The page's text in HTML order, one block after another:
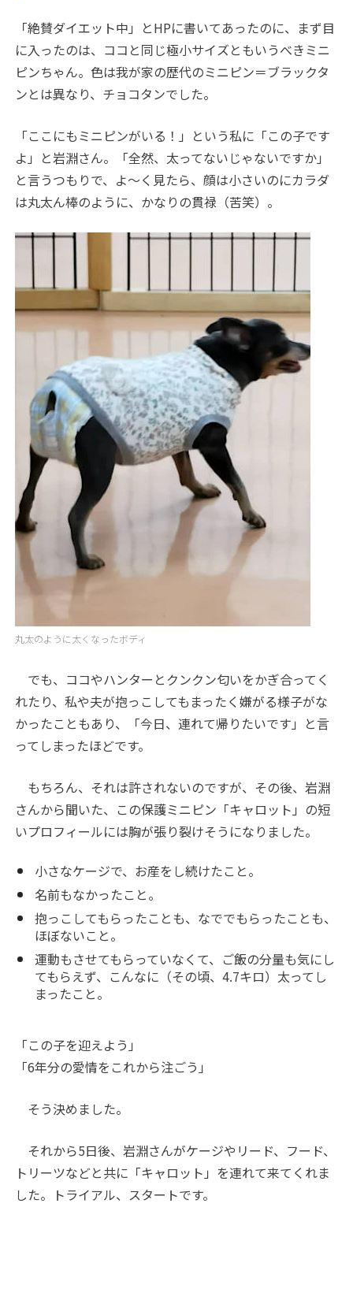
「絶賛ダイエット中」とHPに書いてあったのに、まず目
に入ったのは、ココと同じ極小サイズともいうべきミニ
ピンちゃん。色は我が家の歴代のミニピン＝ブラックタ
ンとは異なり、チョコタンでした。
「ここにもミニピンがいる！」という私に「この子です
よ」と岩淵さん。「全然、太ってないじゃないですか」
と言うつもりで、よ～く見たら、顔は小さいのにカラダ
は丸太ん棒のように、かなりの貫禄（苦笑）。
丸太のように太くなったボディ
でも、ココやハンターとクンクン匂いをかぎ合ってく
れたり、私や夫が抱っこしてもまったく嫌がる様子がな
かったこともあり、「今日、連れて帰りたいです」と言
ってしまったほどです。
もちろん、それは許されないのですが、その後、岩淵
さんから聞いた、この保護ミニピン「キャロット」の短
いプロフィールには胸が張り裂けそうになりました。
小さなケージで、お産をし続けたこと。
名前もなかったこと。
抱っこしてもらったことも、なででもらったことも、
ほぼないこと。
運動もさせてもらっていなくて、ご飯の分量も気にし
てもらえず、こんなに（その頃、4.7キロ）太ってし
まったこと。
「この子を迎えよう」
「6年分の愛情をこれから注ごう」
そう決めました。
それから5日後、岩淵さんがケージやリード、フード、
トリーツなどと共に「キャロット」を連れて来てくれま
した。トライアル、スタートです。